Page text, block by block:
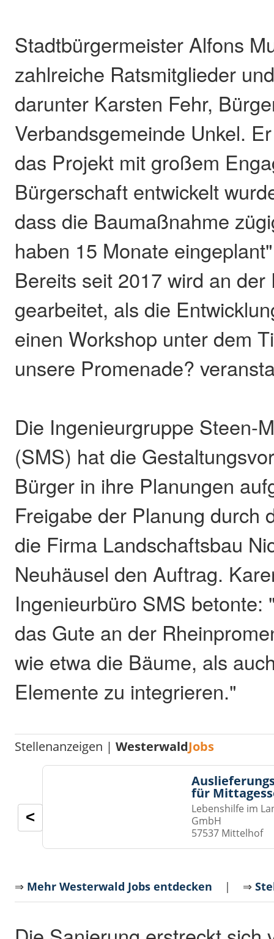
Stadtbürgermeister Alfons
zahlreiche Ratsmitglieder
darunter Karsten Fehr,
Verbandsgemeinde Unkel.
das Projekt mit großem
Bürgerschaft entwickelt
dass die Baumaßnahme
haben 15 Monate
Bereits seit 2017 wird an der
gearbeitet, als die
einen Workshop unter dem
unsere Promenade?
Die Ingenieurgruppe Steen-
(SMS) hat die
Bürger in ihre Planungen
Freigabe der Planung durch
die Firma Landschaftsbau
Neuhäusel den Auftrag.
Ingenieurbüro SMS betonte:
das Gute an der
wie etwa die Bäume, als
Elemente zu integrieren."
Stellenanzeigen |WesterwaldJobs
für
Lebenshilfe im
GmbH
57537 Mittelhof
<
⇒ Mehr Westerwald Jobs entdecken | ⇒